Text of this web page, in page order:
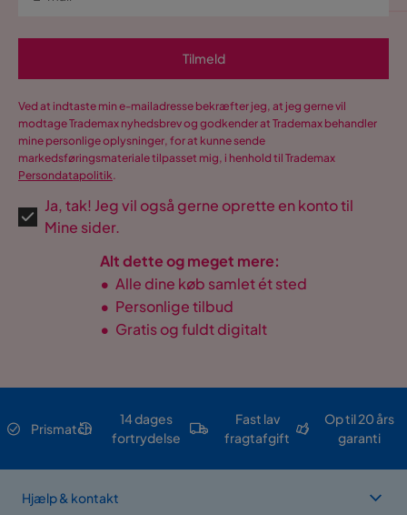
Tilmeld
Ved at indtaste min e-mailadresse bekræfter jeg, at jeg gerne vil
modtage Trademax nyhedsbrev og godkender at Trademax behandler
mine personlige oplysninger, for at kunne sende
markedsføringsmateriale tilpasset mig, i henhold til Trademax
Persondatapolitik.
Ja, tak! Jeg vil også gerne oprette en konto til
Mine sider.
Alt dette og meget mere:
• Alle dine køb samlet ét sted
• Personlige tilbud
• Gratis og fuldt digitalt
Prismatch
14 dages
fortrydelse
Fast lav
fragtafgift
Op til 20 års
garanti
Hjælp & kontakt